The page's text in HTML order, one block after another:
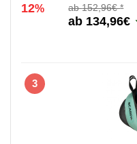
12% 152,96€
134,96€
3